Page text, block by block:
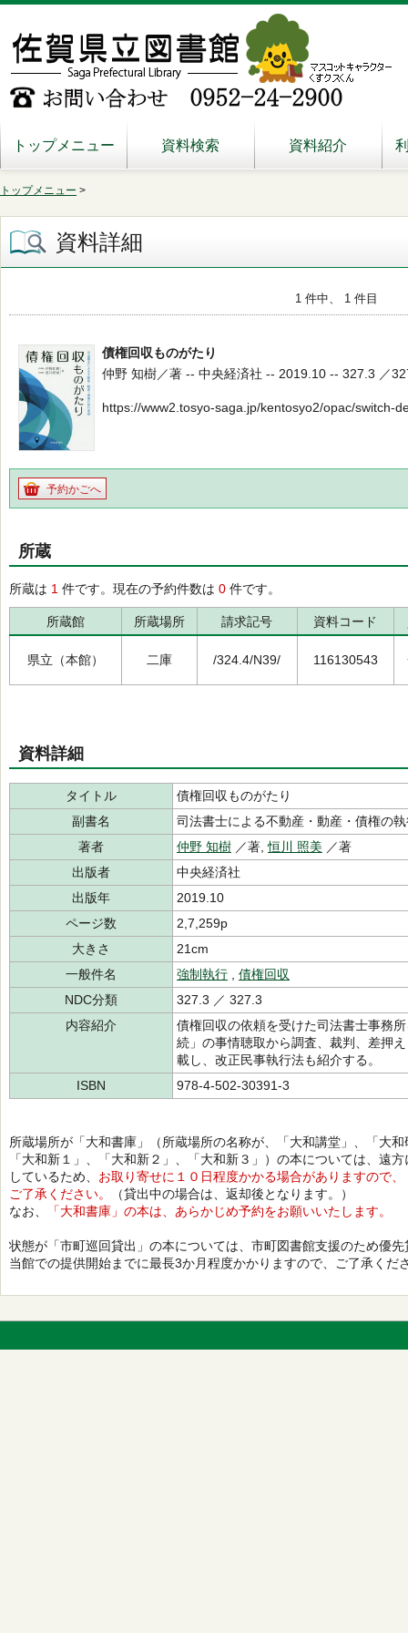
トップメニュー 資料検索 資料紹介
トップメニュー >
資料詳細
1 件中、 1 件目
債権回収ものがたり
仲野 知樹／著 -- 中央経済社 -- 2019.10 -- 327.3 ／
https://www2.tosyo-saga.jp/kentosyo2/opac/switch-
予約かごへ
所蔵
所蔵は 1 件です。現在の予約件数は 0 件です。
所蔵館 所蔵場所 請求記号 資料コード
県立（本館） 二庫 /324.4/N39/ 116130543
資料詳細
タイトル
債権回収ものがたり
副書名
司法書士による不動産・動産・債権の
著者
仲野 知樹 ／著,恒川 照美 ／著
出版者
中央経済社
出版年
2019.10
ページ数
2,7,259p
大きさ
21cm
一般件名
強制執行
債権回収
NDC分類
327.3 ／ 327.3
内容紹介
債権回収の依頼を受けた司法書士事務
続」の事情聴取から調査、裁判、差押
載し、改正民事執行法も紹介する。
ISBN
978-4-502-30391-3
所蔵場所が「大和書庫」（所蔵場所の名称が、「大和講堂」、「大和
「大和新１」、「大和新２」、「大和新３」）の本については、遠方
しているため、 お取り寄せに１０日程度かかる場合がありますので、
ご了承ください。
（貸出中の場合は、返却後となります。）
なお、
「大和書庫」の本は、あらかじめ予約をお願いいたします。
状態が「市町巡回貸出」の本については、市町図書館支援のため優
当館での提供開始までに最長3か月程度かかりますので、ご了承くだ